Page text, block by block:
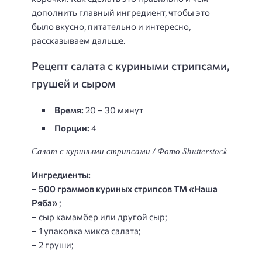
дополнить главный ингредиент, чтобы это
было вкусно, питательно и интересно,
рассказываем дальше.
Рецепт салата с куриными стрипсами,
грушей и сыром
Время: 20 – 30 минут
Порции: 4
Салат с куриными стрипсами / Фото Shutterstock
Ингредиенты:
– 500 граммов куриных стрипсов ТМ «Наша
Ряба»;
– сыр камамбер или другой сыр;
– 1 упаковка микса салата;
– 2 груши;